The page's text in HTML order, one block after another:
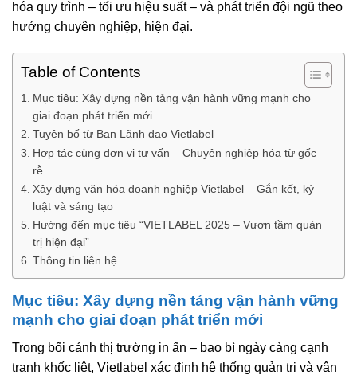
hóa quy trình – tối ưu hiệu suất – và phát triển đội ngũ theo
hướng chuyên nghiệp, hiện đại.
Table of Contents
Mục tiêu: Xây dựng nền tảng vận hành vững mạnh cho
giai đoạn phát triển mới
Tuyên bố từ Ban Lãnh đạo Vietlabel
Hợp tác cùng đơn vị tư vấn – Chuyên nghiệp hóa từ gốc
rễ
Xây dựng văn hóa doanh nghiệp Vietlabel – Gắn kết, kỷ
luật và sáng tạo
Hướng đến mục tiêu “VIETLABEL 2025 – Vươn tầm quản
trị hiện đại”
Thông tin liên hệ
Mục tiêu: Xây dựng nền tảng vận hành vững
mạnh cho giai đoạn phát triển mới
Trong bối cảnh thị trường in ấn – bao bì ngày càng cạnh
tranh khốc liệt, Vietlabel xác định hệ thống quản trị và vận